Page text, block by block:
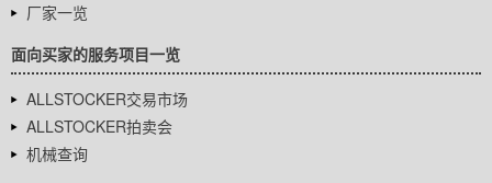
厂家一览
面向买家的服务项目一览
ALLSTOCKER交易市场
ALLSTOCKER拍卖会
机械查询